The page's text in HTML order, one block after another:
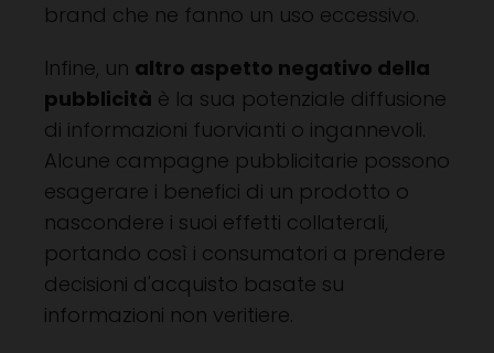
brand che ne fanno un uso eccessivo.
Infine, un altro aspetto negativo della
pubblicità è la sua potenziale diffusione
di informazioni fuorvianti o ingannevoli.
Alcune campagne pubblicitarie possono
esagerare i benefici di un prodotto o
nascondere i suoi effetti collaterali,
portando così i consumatori a prendere
decisioni d'acquisto basate su
informazioni non veritiere.